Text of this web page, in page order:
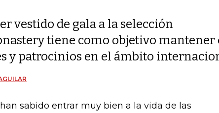
vestido de gala a la selección
tiene como objetivo mantener
y patrocinios en el ámbito
sabido entrar muy bien a la vida de las